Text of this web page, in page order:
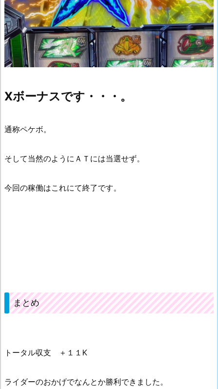
Xボーナスです・・・。
通称ペケボ。
そして当然のようにＡＴには当選せず。
今回の稼働はこれにて終了です。
まとめ
トータル収支 ＋１１K
ライダーのおかげでなんとか勝利できました。